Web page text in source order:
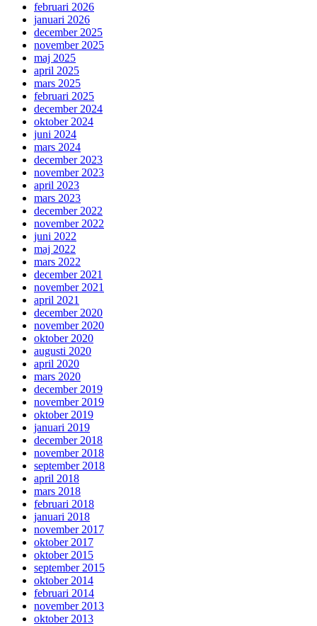
februari 2026
januari 2026
december 2025
november 2025
maj 2025
april 2025
mars 2025
februari 2025
december 2024
oktober 2024
juni 2024
mars 2024
december 2023
november 2023
april 2023
mars 2023
december 2022
november 2022
juni 2022
maj 2022
mars 2022
december 2021
november 2021
april 2021
december 2020
november 2020
oktober 2020
augusti 2020
april 2020
mars 2020
december 2019
november 2019
oktober 2019
januari 2019
december 2018
november 2018
september 2018
april 2018
mars 2018
februari 2018
januari 2018
november 2017
oktober 2017
oktober 2015
september 2015
oktober 2014
februari 2014
november 2013
oktober 2013